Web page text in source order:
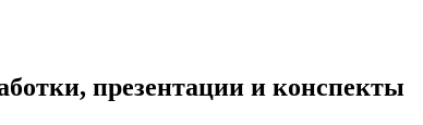
презентации и конспекты